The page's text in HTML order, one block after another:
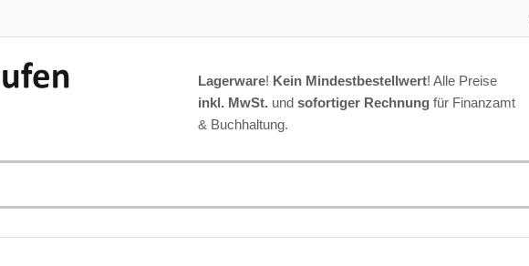
Lagerware! Kein Mindestbestellwert! Alle Preise
inkl. MwSt. und sofortiger Rechnung für Finanzamt
& Buchhaltung.